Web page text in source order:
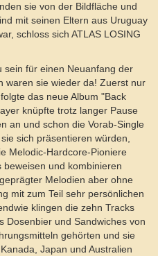
sie von der Bildfläche und
mit seinen Eltern aus Uruguay
schloss sich ATLAS LOSING
sein für einen Neuanfang der
waren sie wieder da! Zuerst nur
das neue Album "Back
knüpfte trotz langer Pause
an und schon die Vorab-Single
sich präsentieren würden,
Melodic-Hardcore-Pioniere
und kombinieren
Melodien aber ohne
mit zum Teil sehr persönlichen
klingen die zehn Tracks
Dosenbier und Sandwiches von
gehörten und sie
Japan und Australien